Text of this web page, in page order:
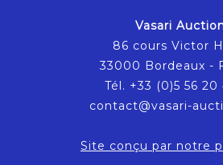
Vasari
86 cours Victor
33000 Bordeaux -
Tél. +33 (0)5 56 20
contact@vasari-
Site conçu par notre